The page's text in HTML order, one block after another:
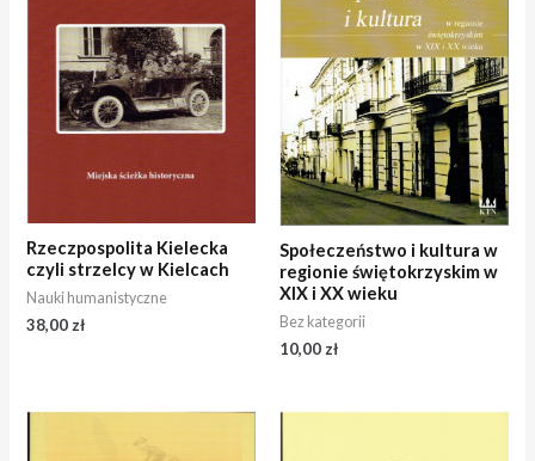
Rzeczpospolita Kielecka
czyli strzelcy w Kielcach
Nauki humanistyczne
38,00zł
Społeczeństwo i kultura w
regionie świętokrzyskim w
XIX i XX wieku
Bez kategorii
10,00 zł